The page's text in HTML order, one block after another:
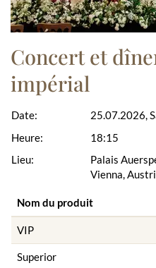
Concert et
impérial
Date:
Heure:
Lieu:
25.07.2026,
18:15
Palais
Vienna,
Nom du produit
VIP
Superior